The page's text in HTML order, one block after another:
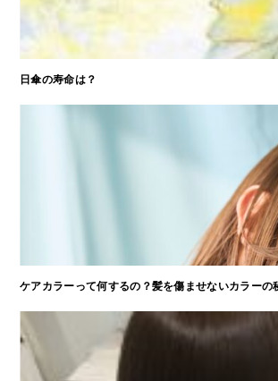
日傘の寿命は？
ケアカラーって何するの？髪を傷ませないカラーの